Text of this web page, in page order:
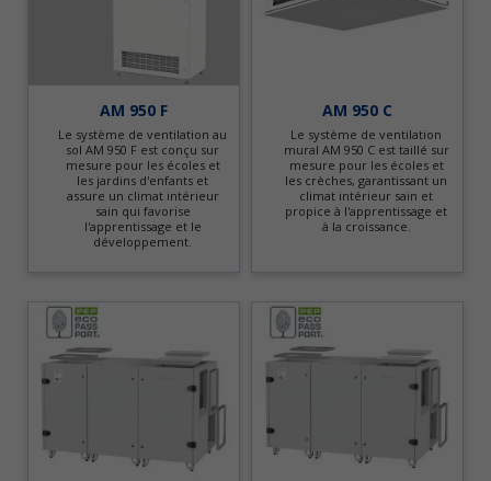
AM 950 F
Le système de ventilation au
sol AM 950 F est conçu sur
mesure pour les écoles et
les jardins d'enfants et
assure un climat intérieur
sain qui favorise
l'apprentissage et le
développement.
AM 950 C
Le système de ventilation
mural AM 950 C est taillé sur
mesure pour les écoles et
les crèches, garantissant un
climat intérieur sain et
propice à l'apprentissage et
à la croissance.